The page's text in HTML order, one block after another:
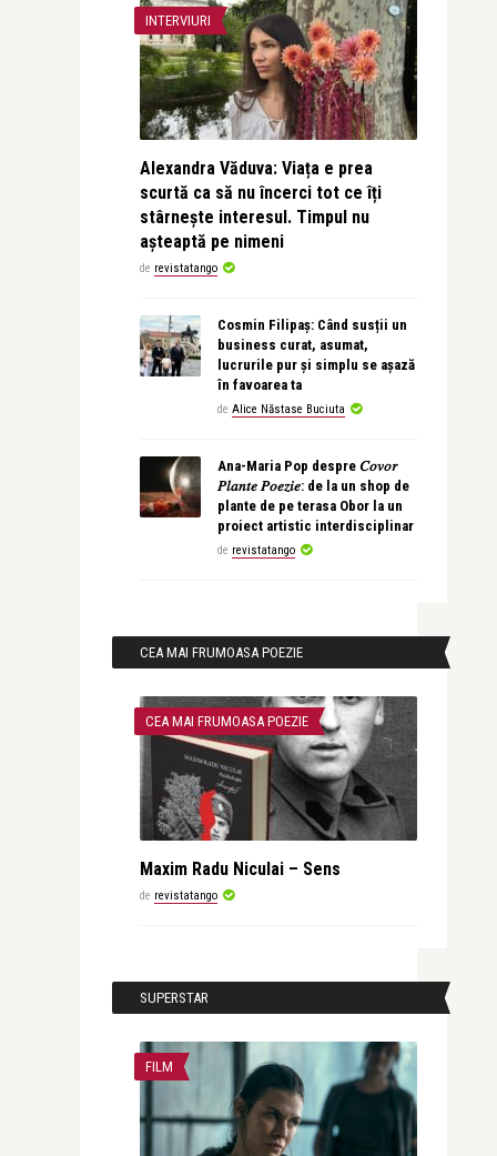
INTERVIURI
Alexandra Văduva: Viața e prea
scurtă ca să nu încerci tot ce îți
stârnește interesul. Timpul nu
așteaptă pe nimeni
de revistatango
Cosmin Filipaș: Când susții un
business curat, asumat,
lucrurile pur și simplu se așază
în favoarea ta
de Alice Năstase Buciuta
Ana-Maria Pop despre 𝐶𝑜𝑣𝑜𝑟
𝑃𝑙𝑎𝑛𝑡𝑒 𝑃𝑜𝑒𝑧𝑖𝑒: de la un shop de
plante de pe terasa Obor la un
proiect artistic interdisciplinar
de revistatango
CEA MAI FRUMOASA POEZIE
CEA MAI FRUMOASA POEZIE
Maxim Radu Niculai – Sens
de revistatango
SUPERSTAR
FILM